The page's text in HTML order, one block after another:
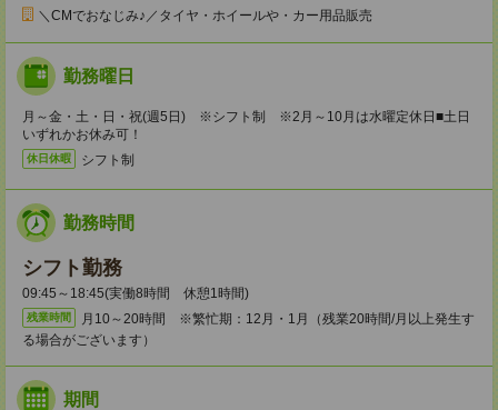
＼CMでおなじみ♪／タイヤ・ホイールや・カー用品販売
勤務曜日
月～金・土・日・祝(週5日) ※シフト制 ※2月～10月は水曜定休日■土日
いずれかお休み可！
休日休暇 シフト制
勤務時間
シフト勤務
09:45～18:45(実働8時間 休憩1時間)
残業時間
月10～20時間 ※繁忙期：12月・1月（残業20時間/月以上発生す
る場合がございます）
期間